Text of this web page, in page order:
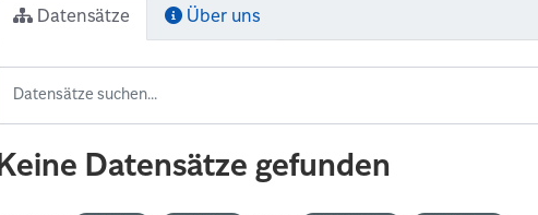
Datensätze Über uns
Keine Datensätze gefunden